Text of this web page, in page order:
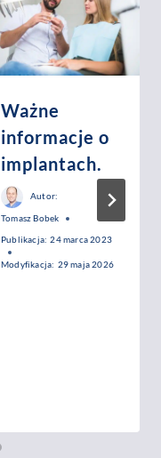
Ważne
informacje o
implantach.
Autor:
Tomasz Bobek
Publikacja: 24 marca 2023
Modyfikacja: 29 maja 2026